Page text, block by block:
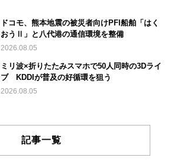
ドコモ、熊本地震の被災者向けPFI船舶「はく
おうⅡ」と八代港の通信環境を整備
2026.08.05
ミリ波×折りたたみスマホで50人同時の3Dライ
ブ KDDIが普及の好循環を狙う
2026.08.05
記事一覧